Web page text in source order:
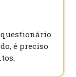
questionário
é preciso